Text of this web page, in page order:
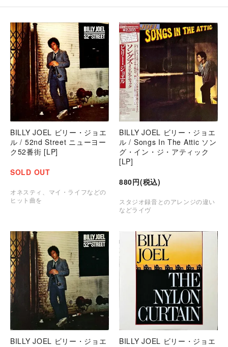
BILLY JOEL ビリー・ジョエ
ル / 52nd Street ニューヨー
ク52番街 [LP]
SOLD OUT
オネスティ、マイ・ライフなどの
ヒット曲を
BILLY JOEL ビリー・ジョエ
ル / Songs In The Attic ソン
グ・イン・ジ・アティック
[LP]
880円(税込)
スタジオ録音とのアレンジの違い
などライヴ
BILLY JOEL ビリー・ジョエ
BILLY JOEL ビリー・ジョエ